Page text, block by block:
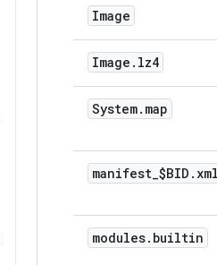
Image
Image . lz4
System. map
manifest_$BID . xml
modules. builtin